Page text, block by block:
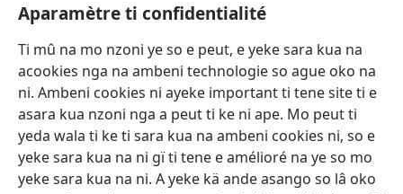
Aparamètre ti confidentialité
Ti mû na mo nzoni ye so e peut, e yeke sara kua na
acookies nga na ambeni technologie so ague oko na
ni. Ambeni cookies ni ayeke important ti tene site ti e
asara kua nzoni nga a peut ti ke ni ape. Mo peut ti
yeda wala ti ke ti sara kua na ambeni cookies ni, so e
yeke sara kua na ni gï ti tene e amélioré na ye so mo
yeke sara kua na ni. A yeke kä ande asango so lâ oko
Videos with Audio Descriptions
Gi
A-offrande
(zi
mbeni
fini
page)
BIBLIOTHÈQUE NA NDÖ TI INTERNET
(zi
mbeni
®